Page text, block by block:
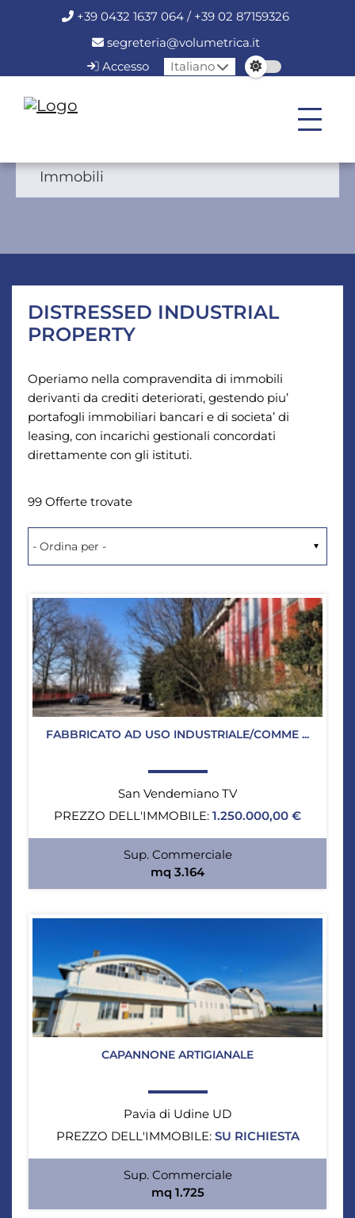
+39 0432 1637 064 / +39 02 87159326
segreteria@volumetrica.it
Accesso
Italiano
Immobili
DISTRESSED INDUSTRIAL
PROPERTY
Operiamo nella compravendita di immobili
derivanti da crediti deteriorati, gestendo piu’
portafogli immobiliari bancari e di societa’ di
leasing, con incarichi gestionali concordati
direttamente con gli istituti.
99 Offerte trovate
FABBRICATO AD USO INDUSTRIALE/COMME ...
San Vendemiano TV
PREZZO DELL'IMMOBILE: 1.250.000,00 €
Sup. Commerciale
mq 3.164
CAPANNONE ARTIGIANALE
Pavia di Udine UD
PREZZO DELL'IMMOBILE: SU RICHIESTA
Sup. Commerciale
mq 1.725